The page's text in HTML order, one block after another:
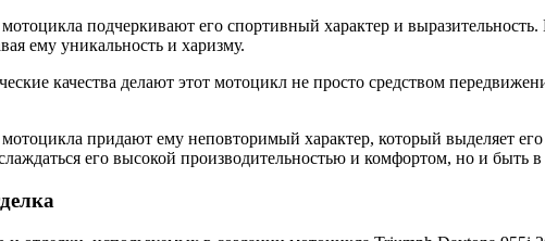
подчеркивают его спортивный характер и
ему уникальность и харизму.
качества делают этот мотоцикл не просто средством
придают ему неповторимый характер, который выделяет
его высокой производительностью и комфортом, но и